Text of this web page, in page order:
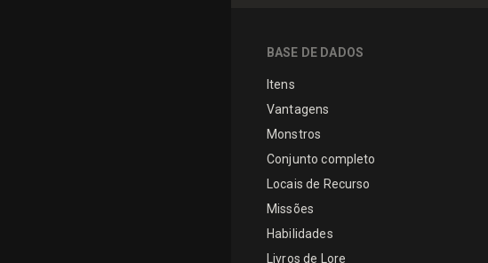
BASE DE DADOS
Itens
Vantagens
Monstros
Conjunto completo
Locais de Recurso
Missões
Habilidades
Livros de Lore